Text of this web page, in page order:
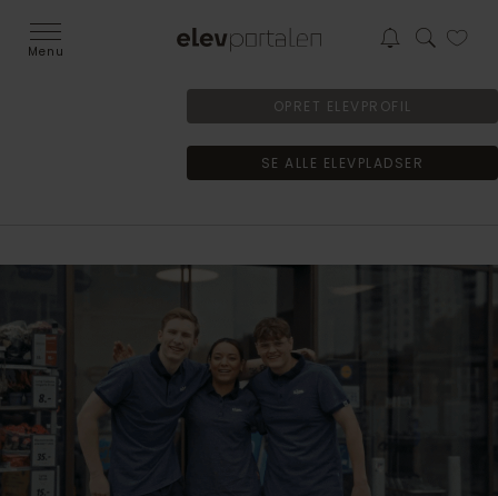
Menu
OPRET ELEVPROFIL
SE ALLE ELEVPLADSER